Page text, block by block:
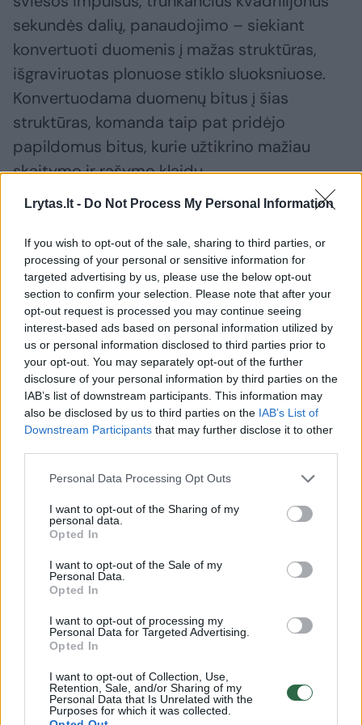
Lrytas.lt - Do Not Process My Personal Information
If you wish to opt-out of the sale, sharing to third parties, or
processing of your personal or sensitive information for
targeted advertising by us, please use the below opt-out
section to confirm your selection. Please note that after your
opt-out request is processed you may continue seeing
interest-based ads based on personal information utilized by
us or personal information disclosed to third parties prior to
your opt-out. You may separately opt-out of the further
disclosure of your personal information by third parties on the
IAB’s list of downstream participants. This information may
also be disclosed by us to third parties on the IAB’s List of
Downstream Participants that may further disclose it to other
Personal Data Processing Opt Outs
I want to opt-out of the Sharing of my
personal data.
Opted In
I want to opt-out of the Sale of my
Personal Data.
Opted In
I want to opt-out of processing my
Personal Data for Targeted Advertising.
Opted In
I want to opt-out of Collection, Use,
Retention, Sale, and/or Sharing of my
Personal Data that Is Unrelated with the
Purposes for which it was collected.
sekundės dalių, panaudojimo – siekiant
konvertuoti duomenis į mažas struktūras,
išgraviruotas plonuose stiklo sluoksniuose.
Konvertuodama duomenų bitus į šias
struktūras, komanda taip pat pridėjo
papildomus bitus, kurie užtikrino mažiau
skaitymo ir rašymo klaidų.
mikroskopą ir kamerą, kurių vaizdai
perduodami neuroninio tinklo algoritmui,
kuris konvertuoja informaciją atgal į bitus.
Visas procesas lengvai pakartojamas ir
automatizuotas, todėl tai yra puikus
pavyzdys robotizuotoms duomenų
saugykloms.
2 milimetrų storio kvadratiniame stiklo
prilygsta maždaug 37 „iPhone“ telefonų
atminties talpai, užimant tik trečdalį vieno
telefono tūrio.
Remiantis pagreitinto senėjimo
eksperimentais – pavyzdžiui, stiklo kaitinimu
krosnyje – komanda apskaičiavo, kad
duomenys gali išlikti stabilūs ir nuskaitomi
daugiau nei 10 000 metų, esant 290 °C